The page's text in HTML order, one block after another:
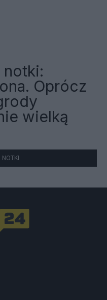
notki:
Oprócz
wielką